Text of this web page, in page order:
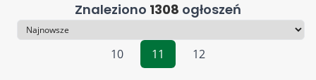
Znaleziono 1308 ogłoszeń
Sortowanie
10
11 12